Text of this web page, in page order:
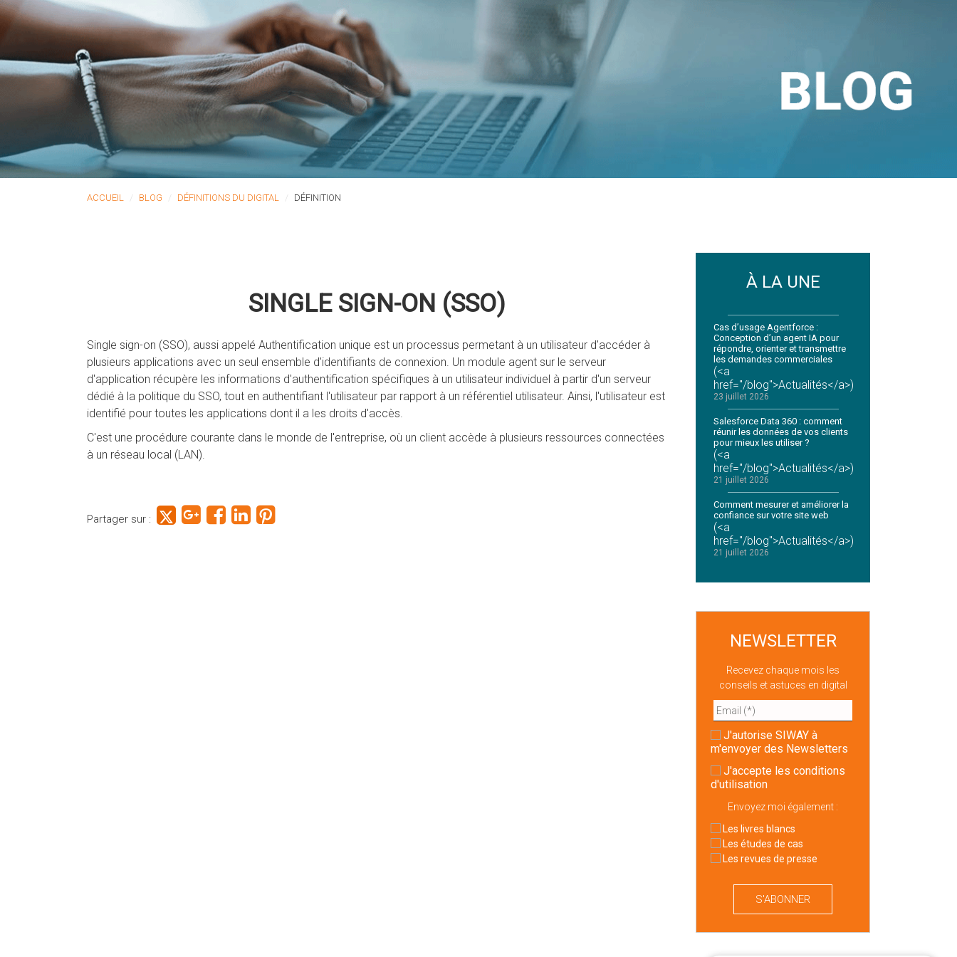
ACCUEIL BLOG DÉFINITIONS DU DIGITAL DÉFINITION
SINGLE SIGN-ON (SSO)
Single sign-on (SSO), aussi appelé Authentification unique est un processus permetant à un utilisateur d'accéder à
plusieurs applications avec un seul ensemble d'identifiants de connexion. Un module agent sur le serveur
d'application récupère les informations d'authentification spécifiques à un utilisateur individuel à partir d'un serveur
dédié à la politique du SSO, tout en authentifiant l'utilisateur par rapport à un référentiel utilisateur. Ainsi, l'utilisateur est
identifié pour toutes les applications dont il a les droits d'accès.
C'est une procédure courante dans le monde de l'entreprise, où un client accède à plusieurs ressources connectées
à un réseau local (LAN).
Partager sur :
À LA UNE
Cas d’usage Agentforce :
Conception d’un agent IA pour
répondre, orienter et transmettre
les demandes commerciales
(<a
href="/blog">Actualités</a>)
23 juillet 2026
Salesforce Data 360 : comment
réunir les données de vos clients
pour mieux les utiliser ?
(<a
href="/blog">Actualités</a>)
21 juillet 2026
Comment mesurer et améliorer la
confiance sur votre site web
(<a
href="/blog">Actualités</a>)
21 juillet 2026
NEWSLETTER
Recevez chaque mois les
conseils et astuces en digital
m'envoyer des Newsletters
J'accepte les conditions
d'utilisation
Envoyez moi également :
Les livres blancs
Les études de cas
Les revues de presse
S'ABONNER